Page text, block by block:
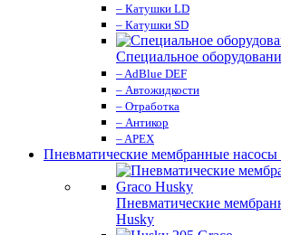
– Катушки LD
– Катушки SD
Специальное
– AdBlue DEF
– Автожидкости
– Отработка
– Антикор
– APEX
Пневматические мембранные насосы
Пневматические
Husky